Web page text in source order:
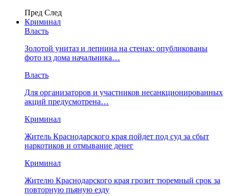
Пред След
Криминал
Власть
​Золотой унитаз и лепнина на стенах: опубликованы
фото из дома начальника…
Власть
Для организаторов и участников несанкционированных
акций предусмотрена…
Криминал
Житель Краснодарского края пойдет под суд за сбыт
наркотиков и отмывание денег
Криминал
Жителю Краснодарского края грозит тюремный срок за
повторную пьяную езду